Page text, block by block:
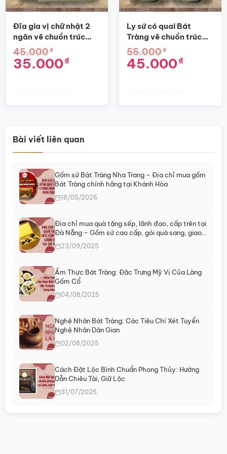
thể
được
chọn
trên
trang
sản
thể
được
chọn
trang
sản
Đĩa gia vị chữ nhật 2
ngăn vẽ chuồn trúc
SG-BGV09
45.000₫
Giá
gốc
35.000₫Giá
hiện
Ly sứ có quai Bát
Tràng vẽ chuồn trúc
SG-LS09
55.000₫
Giá
gốc
45.000₫Giá
hiện
Bài viết liên quan
Gốm sứ Bát Tràng Nha Trang – Địa chỉ mua gốm
Bát Tràng chính hãng tại Khánh Hòa
18/05/2026
Địa chỉ mua quà tặng sếp, lãnh đạo, cấp trên tại
Đà Nẵng – Gốm sứ cao cấp, gói quà sang, giao
ngay
23/09/2025
Ẩm Thực Bát Tràng: Đặc Trưng Mỹ Vị Của Làng
Gốm Cổ
04/08/2025
Nghệ Nhân Bát Tràng: Các Tiêu Chí Xét Tuyển
Nghệ Nhân Dân Gian
02/08/2025
Cách Đặt Lộc Bình Chuẩn Phong Thủy: Hướng
Dẫn Chiêu Tài, Giữ Lộc
31/07/2025